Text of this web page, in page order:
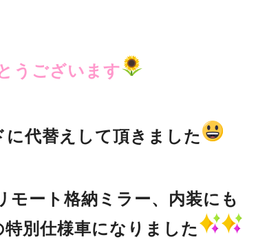
うございます
代替えして頂きました
ート格納ミラー、内装にも
特別仕様車になりました